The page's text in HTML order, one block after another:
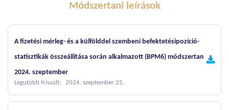
Módszertani leírások
A fizetési mérleg- és a külfölddel szembeni befektetésipozíció-
statisztikák összeállítása során alkalmazott (BPM6) módszertan
2024. szeptember
Legutóbb frissült: 2024. szeptember 25.